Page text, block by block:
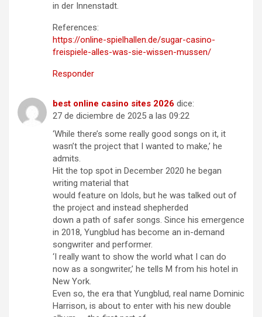
in der Innenstadt.
References:
https://online-spielhallen.de/sugar-casino-
freispiele-alles-was-sie-wissen-mussen/
Responder
best online casino sites 2026 dice:
27 de diciembre de 2025 a las 09:22
‘While there’s some really good songs on it, it
wasn’t the project that I wanted to make,’ he
admits.
Hit the top spot in December 2020 he began
writing material that
would feature on Idols, but he was talked out of
the project and instead shepherded
down a path of safer songs. Since his emergence
in 2018, Yungblud has become an in-demand
songwriter and performer.
‘I really want to show the world what I can do
now as a songwriter,’ he tells M from his hotel in
New York.
Even so, the era that Yungblud, real name Dominic
Harrison, is about to enter with his new double